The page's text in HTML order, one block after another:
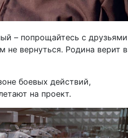
– попрощайтесь с друзьями
вернуться. Родина верит в
боевых действий,
на проект.